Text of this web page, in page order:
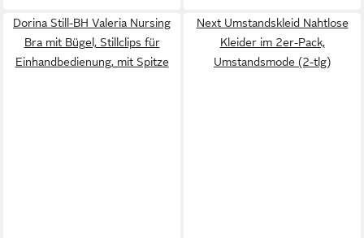
Dorina Still-BH Valeria Nursing
Bra mit Bügel, Stillclips für
Einhandbedienung, mit Spitze
Next Umstandskleid Nahtlose
Kleider im 2er-Pack,
Umstandsmode (2-tlg)